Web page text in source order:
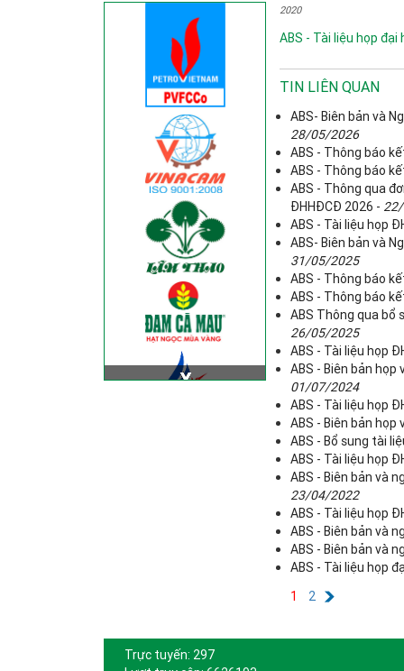
2020
ABS - Tài liệu họp
TIN LIÊN QUAN
ABS- Biên bản và
28/05/2026
ABS - Thông báo
ABS - Thông báo
ABS - Thông qua
ĐHHĐCĐ 2026 -
ABS - Tài liệu họp
ABS- Biên bản và
31/05/2025
ABS - Thông báo
ABS - Thông báo
ABS Thông qua bổ
26/05/2025
ABS - Tài liệu họp
ABS - Biên bản
01/07/2024
ABS - Tài liệu họp
ABS - Biên bản
ABS - Bổ sung tài
ABS - Tài liệu họp
ABS - Biên bản và
23/04/2022
ABS - Tài liệu họp
ABS - Biên bản và
ABS - Biên bản và
ABS - Tài liệu họp
1
2
Trực tuyến: 297